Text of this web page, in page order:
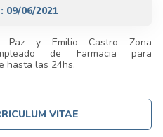
09/06/2021
Paz y Emilio Castro Zona
de Farmacia para
hasta las 24hs.
VITAE